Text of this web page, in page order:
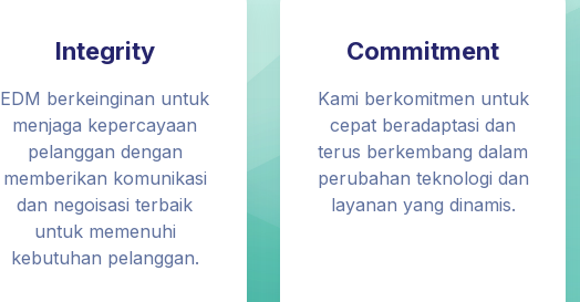
Integrity
EDM berkeinginan untuk
menjaga kepercayaan
pelanggan dengan
memberikan komunikasi
dan negoisasi terbaik
untuk memenuhi
kebutuhan pelanggan.
Commitment
Kami berkomitmen untuk
cepat beradaptasi dan
terus berkembang dalam
perubahan teknologi dan
layanan yang dinamis.